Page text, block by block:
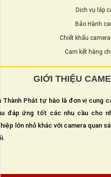
Dịch vụ lắp
Bảo Hành
Chiết khấu
Cam kết hàng
GIỚI THIỆU
Thành Phát tự hào là đơn vị cung
đáp ứng tốt các nhu cầu cho
lớn nhỏ khác với camera quan